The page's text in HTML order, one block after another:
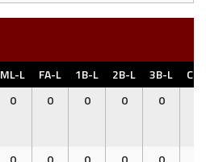
ML-L FA-L 1B-L 2B-L 3B-L
0 0 0 0 0